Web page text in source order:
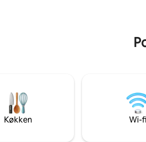
Køkken Wi-fi